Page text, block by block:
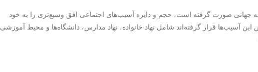
جهانی صورت گرفته است، حجم و دایره آسیب‌های اجتماعی افق وسیع‌تری را به خود
آسیب‌ها قرار گرفته‌اند شامل نهاد خانواده، نهاد مدارس، دانشگاه‌ها و محیط آموزشی